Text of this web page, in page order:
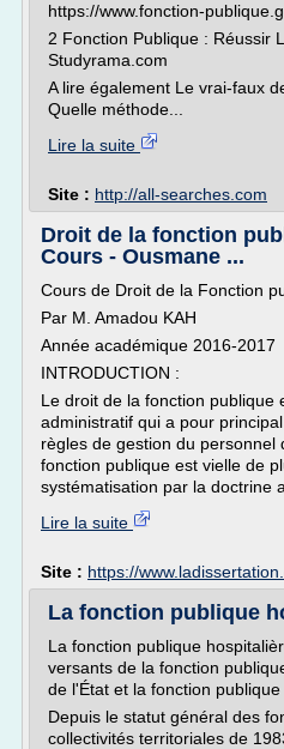
https://www.fonction-
2 Fonction Publique : Réussir
Studyrama.com
A lire également Le vrai-faux
Quelle méthode...
Lire la suite
Site : http://all-searches.com
Droit de la fonction
Cours - Ousmane ...
Cours de Droit de la Fonction
Par M. Amadou KAH
Année académique 2016-2017
INTRODUCTION :
Le droit de la fonction publique
administratif qui a pour
règles de gestion du personnel
fonction publique est vielle de
systématisation par la doctrine
Lire la suite
Site : https://
La fonction publique
La fonction publique
versants de la fonction
de l'État et la fonction publique
Depuis le statut général des
collectivités territoriales de